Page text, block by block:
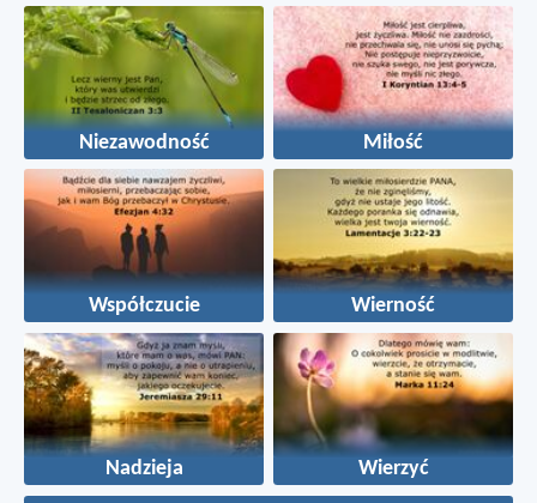
Niezawodność Miłość
Współczucie Wierność
Nadzieja Wierzyć